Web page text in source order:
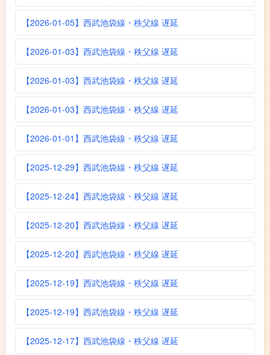
【2026-01-05】西武池袋線・秩父線 遅延
【2026-01-03】西武池袋線・秩父線 遅延
【2026-01-03】西武池袋線・秩父線 遅延
【2026-01-03】西武池袋線・秩父線 遅延
【2026-01-01】西武池袋線・秩父線 遅延
【2025-12-29】西武池袋線・秩父線 遅延
【2025-12-24】西武池袋線・秩父線 遅延
【2025-12-20】西武池袋線・秩父線 遅延
【2025-12-20】西武池袋線・秩父線 遅延
【2025-12-19】西武池袋線・秩父線 遅延
【2025-12-19】西武池袋線・秩父線 遅延
【2025-12-17】西武池袋線・秩父線 遅延